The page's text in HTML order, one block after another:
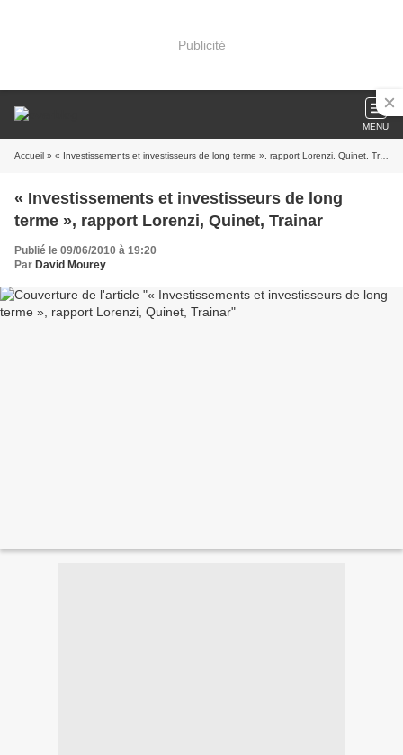
Publicité
MENU
Accueil » « Investissements et investisseurs de long terme », rapport Lorenzi, Quinet, Trainar
« Investissements et investisseurs de long
terme », rapport Lorenzi, Quinet, Trainar
Publié le 09/06/2010 à 19:20
Par David Mourey